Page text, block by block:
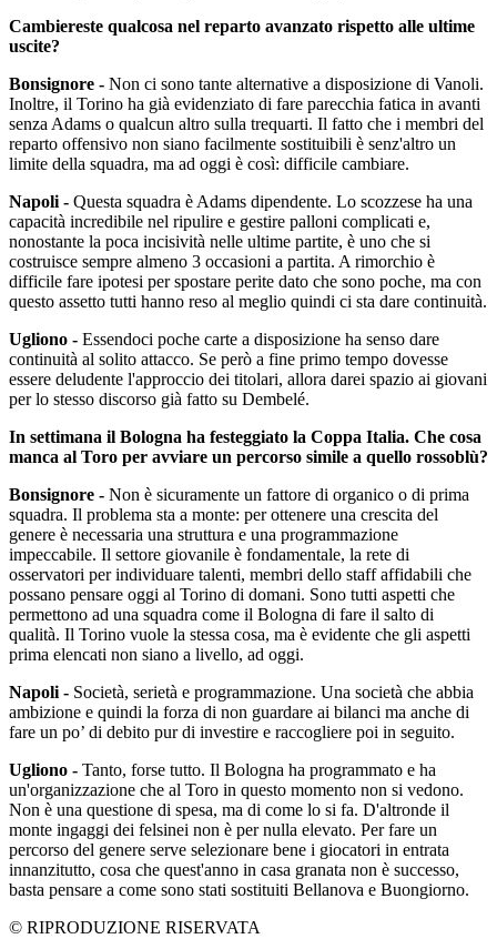
Cambiereste qualcosa nel reparto avanzato rispetto alle ultime
uscite?
Bonsignore - Non ci sono tante alternative a disposizione di Vanoli.
Inoltre, il Torino ha già evidenziato di fare parecchia fatica in avanti
senza Adams o qualcun altro sulla trequarti. Il fatto che i membri del
reparto offensivo non siano facilmente sostituibili è senz'altro un
limite della squadra, ma ad oggi è così: difficile cambiare.
Napoli - Questa squadra è Adams dipendente. Lo scozzese ha una
capacità incredibile nel ripulire e gestire palloni complicati e,
nonostante la poca incisività nelle ultime partite, è uno che si
costruisce sempre almeno 3 occasioni a partita. A rimorchio è
difficile fare ipotesi per spostare perite dato che sono poche, ma con
questo assetto tutti hanno reso al meglio quindi ci sta dare continuità.
Ugliono - Essendoci poche carte a disposizione ha senso dare
continuità al solito attacco. Se però a fine primo tempo dovesse
essere deludente l'approccio dei titolari, allora darei spazio ai giovani
per lo stesso discorso già fatto su Dembelé.
In settimana il Bologna ha festeggiato la Coppa Italia. Che cosa
manca al Toro per avviare un percorso simile a quello rossoblù?
Bonsignore - Non è sicuramente un fattore di organico o di prima
squadra. Il problema sta a monte: per ottenere una crescita del
genere è necessaria una struttura e una programmazione
impeccabile. Il settore giovanile è fondamentale, la rete di
osservatori per individuare talenti, membri dello staff affidabili che
possano pensare oggi al Torino di domani. Sono tutti aspetti che
permettono ad una squadra come il Bologna di fare il salto di
qualità. Il Torino vuole la stessa cosa, ma è evidente che gli aspetti
prima elencati non siano a livello, ad oggi.
Napoli - Società, serietà e programmazione. Una società che abbia
ambizione e quindi la forza di non guardare ai bilanci ma anche di
fare un po’ di debito pur di investire e raccogliere poi in seguito.
Ugliono - Tanto, forse tutto. Il Bologna ha programmato e ha
un'organizzazione che al Toro in questo momento non si vedono.
Non è una questione di spesa, ma di come lo si fa. D'altronde il
monte ingaggi dei felsinei non è per nulla elevato. Per fare un
percorso del genere serve selezionare bene i giocatori in entrata
innanzitutto, cosa che quest'anno in casa granata non è successo,
basta pensare a come sono stati sostituiti Bellanova e Buongiorno.
© RIPRODUZIONE RISERVATA